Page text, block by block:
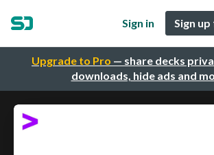
Upgrade to Pro — share decks
downloads, hide ads and
Sign in Sign